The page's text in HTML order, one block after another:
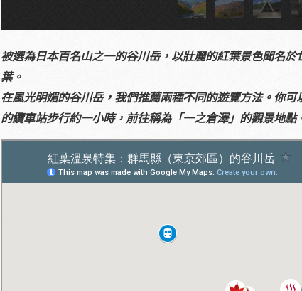
被選為日本百名山之一的谷川岳，以壯麗的紅葉景色聞名
葉。
在風光明媚的谷川岳，我們推薦兩種不同的遊覽方法。你
的纜車站步行約一小時，前往稱為「一之倉澤」的觀景地點